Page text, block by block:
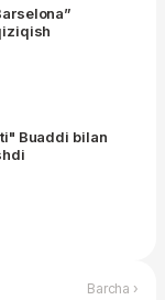
Buaddi bilan
Barcha ›